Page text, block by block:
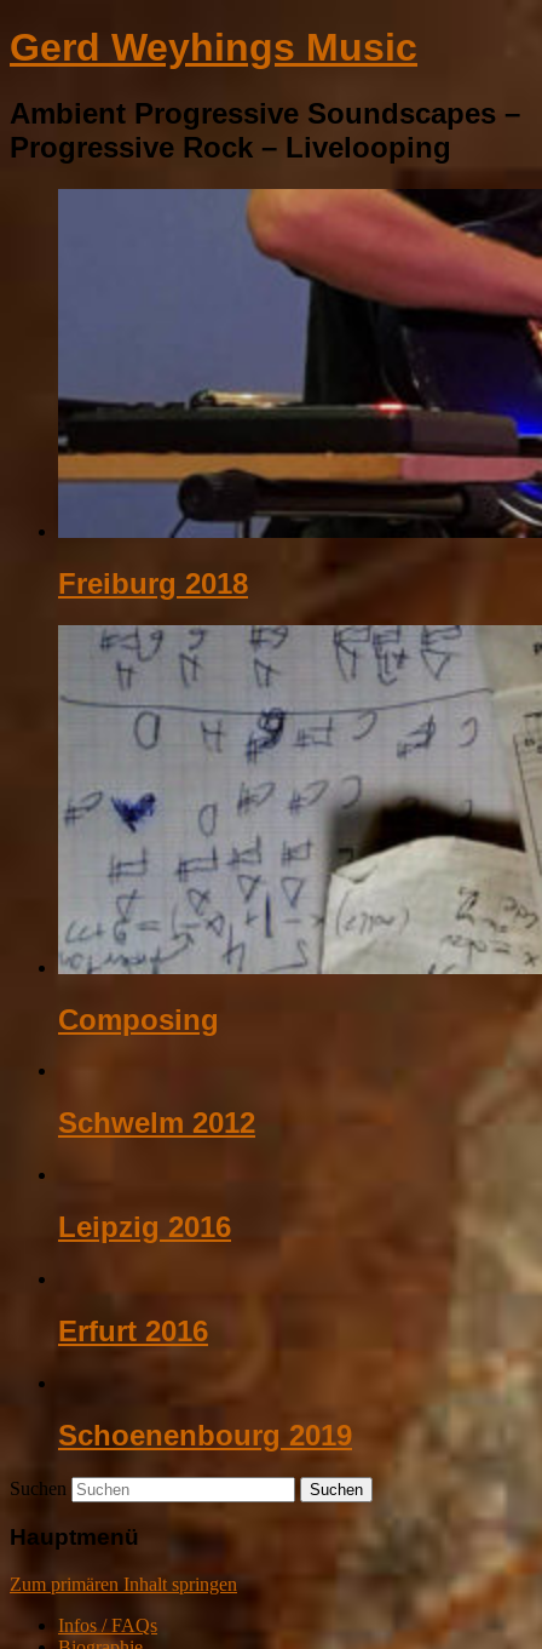
Gerd Weyhings Music
Ambient Progressive Soundscapes –
Progressive Rock – Livelooping
Freiburg 2018
Composing
Schwelm 2012
Leipzig 2016
Erfurt 2016
Schoenenbourg 2019
Suchen
Hauptmenü
Zum primären Inhalt springen
Infos / FAQs